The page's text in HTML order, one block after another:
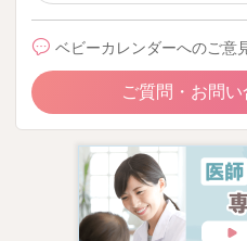
ベビーカレンダーへのご意
ご質問・お問